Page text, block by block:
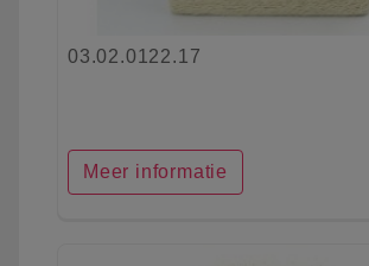
03.02.0122.17
Meer informatie